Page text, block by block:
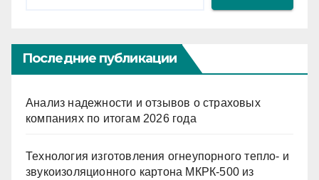
Последние публикации
Анализ надежности и отзывов о страховых
компаниях по итогам 2026 года
Технология изготовления огнеупорного тепло- и
звукоизоляционного картона МКРК-500 из